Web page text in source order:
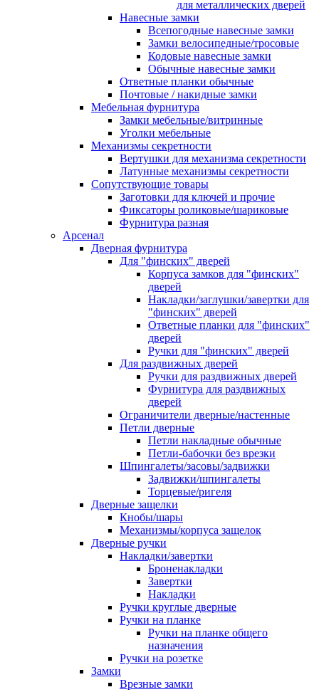
для металлических дверей
Навесные замки
Всепогодные навесные замки
Замки велосипедные/тросовые
Кодовые навесные замки
Обычные навесные замки
Ответные планки обычные
Почтовые / накидные замки
Мебельная фурнитура
Замки мебельные/витринные
Уголки мебельные
Механизмы секретности
Вертушки для механизма секретности
Латунные механизмы секретности
Сопутствующие товары
Заготовки для ключей и прочие
Фиксаторы роликовые/шариковые
Фурнитура разная
Арсенал
Дверная фурнитура
Для "финских" дверей
Корпуса замков для "финских"
дверей
Накладки/заглушки/завертки для
"финских" дверей
Ответные планки для "финских"
дверей
Ручки для "финских" дверей
Для раздвижных дверей
Ручки для раздвижных дверей
Фурнитура для раздвижных
дверей
Ограничители дверные/настенные
Петли дверные
Петли накладные обычные
Петли-бабочки без врезки
Шпингалеты/засовы/задвижки
Задвижки/шпингалеты
Торцевые/ригеля
Дверные защелки
Кнобы/шары
Механизмы/корпуса защелок
Дверные ручки
Накладки/завертки
Броненакладки
Завертки
Накладки
Ручки круглые дверные
Ручки на планке
Ручки на планке общего
назначения
Ручки на розетке
Замки
Врезные замки